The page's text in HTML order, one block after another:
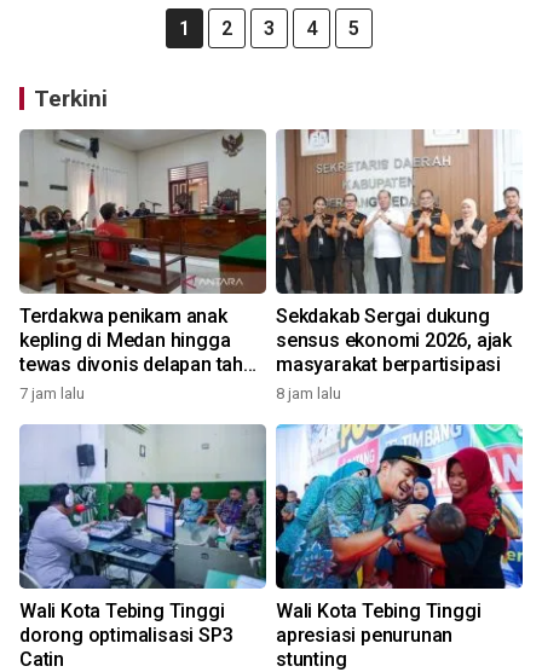
1 2 3 4 5
Terkini
Terdakwa penikam anak
kepling di Medan hingga
tewas divonis delapan tahun
penjara
7 jam lalu
Sekdakab Sergai dukung
sensus ekonomi 2026, ajak
masyarakat berpartisipasi
8 jam lalu
Wali Kota Tebing Tinggi
dorong optimalisasi SP3
Catin
Wali Kota Tebing Tinggi
apresiasi penurunan
stunting